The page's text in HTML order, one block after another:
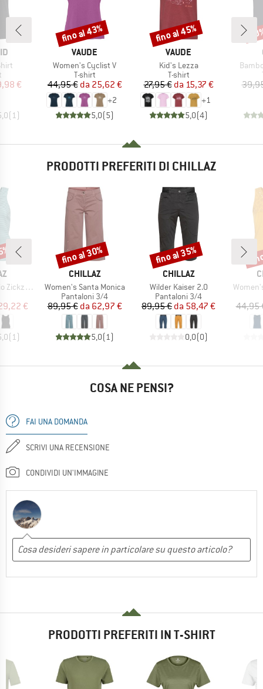
di prodotti
ridotto
€
(1 )
MARCHIO
VAUDE
Articolo
Women's Cyclist V
Gruppo di prodotti
T-shirt
Prezzo
44,95 € Prezzo ridotto
da 25,62 €
+2
5,0(5)
Sconto
fino al 43%
MARCHIO
VAUDE
Articolo
Kid's Lezza
Gruppo di prodotti
T-shirt
Prezzo
27,95 € Prezzo ridotto
da 15,37 €
+1
5,0(4)
Sconto
fino al 45%
PRODOTTI PREFERITI DI CHILLAZ
ridotto
€
(1)
MARCHIO
CHILLAZ
Articolo
Women's Santa Monica
Gruppo di prodotti
Pantaloni 3/4
Prezzo
89,95 € Prezzo ridotto
da 62,97 €
5,0(1)
Sconto
fino al 30%
MARCHIO
CHILLAZ
Articolo
Wilder Kaiser 2.0
Gruppo di prodotti
Pantaloni 3/4
Prezzo
89,95 € Prezzo ridotto
da 58,47 €
0,0(0)
Sconto
fino al 35%
Articolo
44,95
COSA NE PENSI?
FAI UNA DOMANDA
SCRIVI UNA RECENSIONE
CONDIVIDI UN'IMMAGINE
PRODOTTI PREFERITI IN T-SHIRT